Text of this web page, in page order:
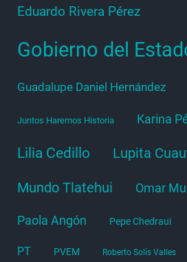
Eduardo Rivera Pérez
Gobierno del
Guadalupe Daniel Hernández
Juntos Haremos Historia Karina
Lilia Cedillo Lupita
Mundo Tlatehui Omar
Paola Angón Pepe Chedraui
PT PVEM Roberto Solís Valles